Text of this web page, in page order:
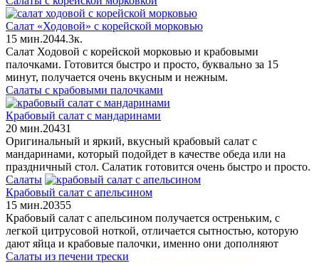
Салат «Ходовой» с корейской морковью
15 мин.2044.3к.
Салат Ходовой с корейской морковью и крабовыми
палочками. Готовится быстро и просто, буквально за 15
минут, получается очень вкусным и нежным.
Салаты с крабовыми палочками
Крабовый салат с мандаринами
20 мин.20431
Оригинальный и яркий, вкусный крабовый салат с
мандаринами, который подойдет в качестве обеда или на
праздничный стол. Салатик готовится очень быстро и просто.
Салаты
Крабовый салат с апельсином
15 мин.20355
Крабовый салат с апельсином получается остреньким, с
легкой цитрусовой ноткой, отличается сытностью, которую
дают яйца и крабовые палочки, именно они дополняют
Салаты из печени трески